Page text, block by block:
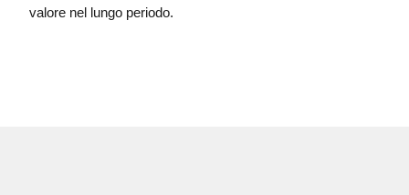
valore nel lungo periodo.